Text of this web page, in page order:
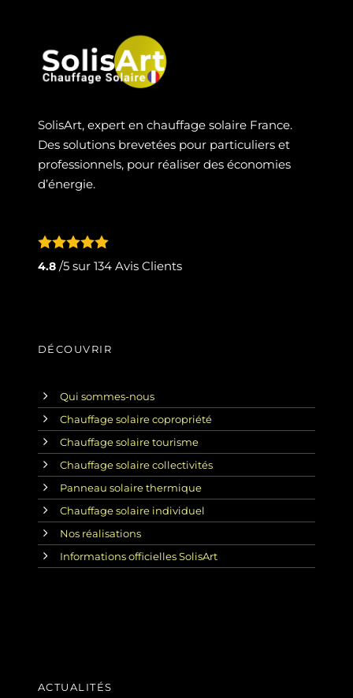
SolisArt, expert en chauffage solaire France.
Des solutions brevetées pour particuliers et
professionnels, pour réaliser des économies
d’énergie.
4.8/5 sur 134Avis Clients
DÉCOUVRIR
Qui sommes-nous
Chauffage solaire copropriété
Chauffage solaire tourisme
Chauffage solaire collectivités
Panneau solaire thermique
Chauffage solaire individuel
Nos réalisations
Informations officielles SolisArt
ACTUALITÉS